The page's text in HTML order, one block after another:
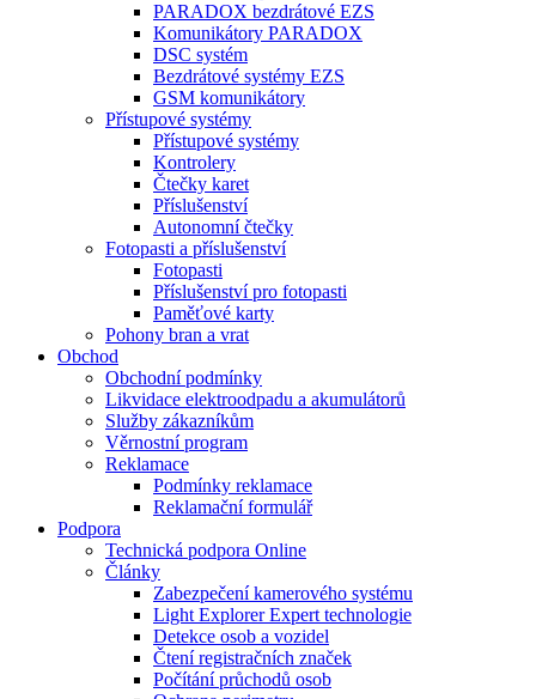
PARADOX bezdrátové EZS
Komunikátory PARADOX
DSC systém
Bezdrátové systémy EZS
GSM komunikátory
Přístupové systémy
Přístupové systémy
Kontrolery
Čtečky karet
Příslušenství
Autonomní čtečky
Fotopasti a příslušenství
Fotopasti
Příslušenství pro fotopasti
Paměťové karty
Pohony bran a vrat
Obchod
Obchodní podmínky
Likvidace elektroodpadu a akumulátorů
Služby zákazníkům
Věrnostní program
Reklamace
Podmínky reklamace
Reklamační formulář
Podpora
Technická podpora Online
Články
Zabezpečení kamerového systému
Light Explorer Expert technologie
Detekce osob a vozidel
Čtení registračních značek
Počítání průchodů osob